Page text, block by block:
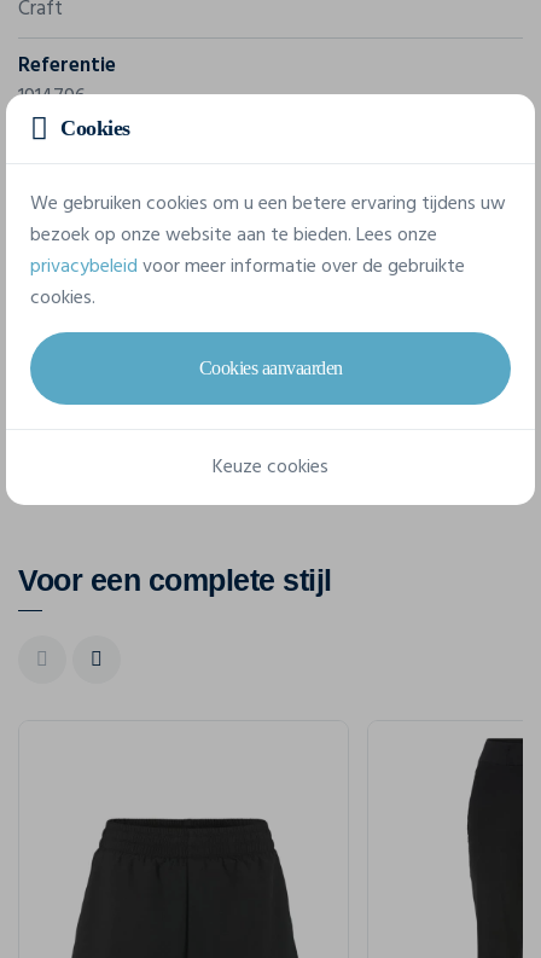
Craft
Referentie
1914796
Body 91% Polyester-Recycled, 9% Elastane. Inset 84%
Polyester-Recycled, 6% Polyester, 10% Elastane
6 beschikbare maten
XS
Voor een complete stijl
Cookies
We gebruiken cookies om u een betere ervaring tijdens uw
bezoek op onze website aan te bieden. Lees onze
privacybeleidvoor meer informatie over de gebruikte
cookies.
Cookies aanvaarden
Keuze cookies